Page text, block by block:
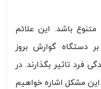
متنوع باشد. این علائم
بر دستگاه گوارش بروز
فرد تاثیر بگذارند. در
این مشکل اشاره خواهیم